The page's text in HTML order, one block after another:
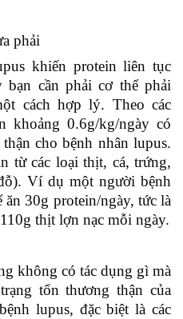
phải
khiến protein liên tục
cần phải cơ thể phải
cách hợp lý. Theo các
khoảng 0.6g/kg/ngày có
cho bệnh nhân lupus.
từ các loại thịt, cá, trứng,
Ví dụ một người bệnh
30g protein/ngày, tức là
thịt lợn nạc mỗi ngày.
không có tác dụng gì mà
tổn thương thận của
lupus, đặc biệt là các